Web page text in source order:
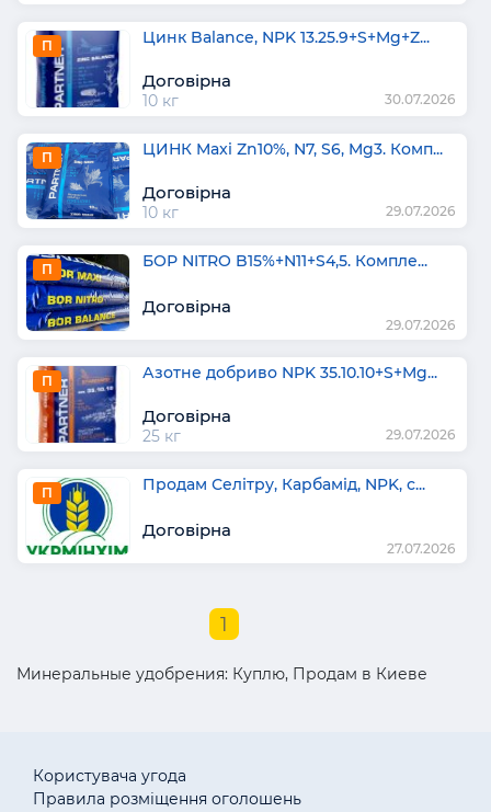
П Цинк Balance, NPK 13.25.9+S+Mg+Z...
Договірна
10 кг 30.07.2026
П ЦИНК Maxi Zn10%, N7, S6, Mg3. Комп...
Договірна
10 кг 29.07.2026
П БОР NITRO B15%+N11+S4,5. Компле...
Договірна
29.07.2026
П Азотне добриво NPK 35.10.10+S+Mg...
Договірна
25 кг 29.07.2026
П Продам Селітру, Карбамід, NPK, с...
Договірна
27.07.2026
1
Минеральные удобрения: Куплю, Продам в Киеве
Користувача угода
Правила розміщення оголошень